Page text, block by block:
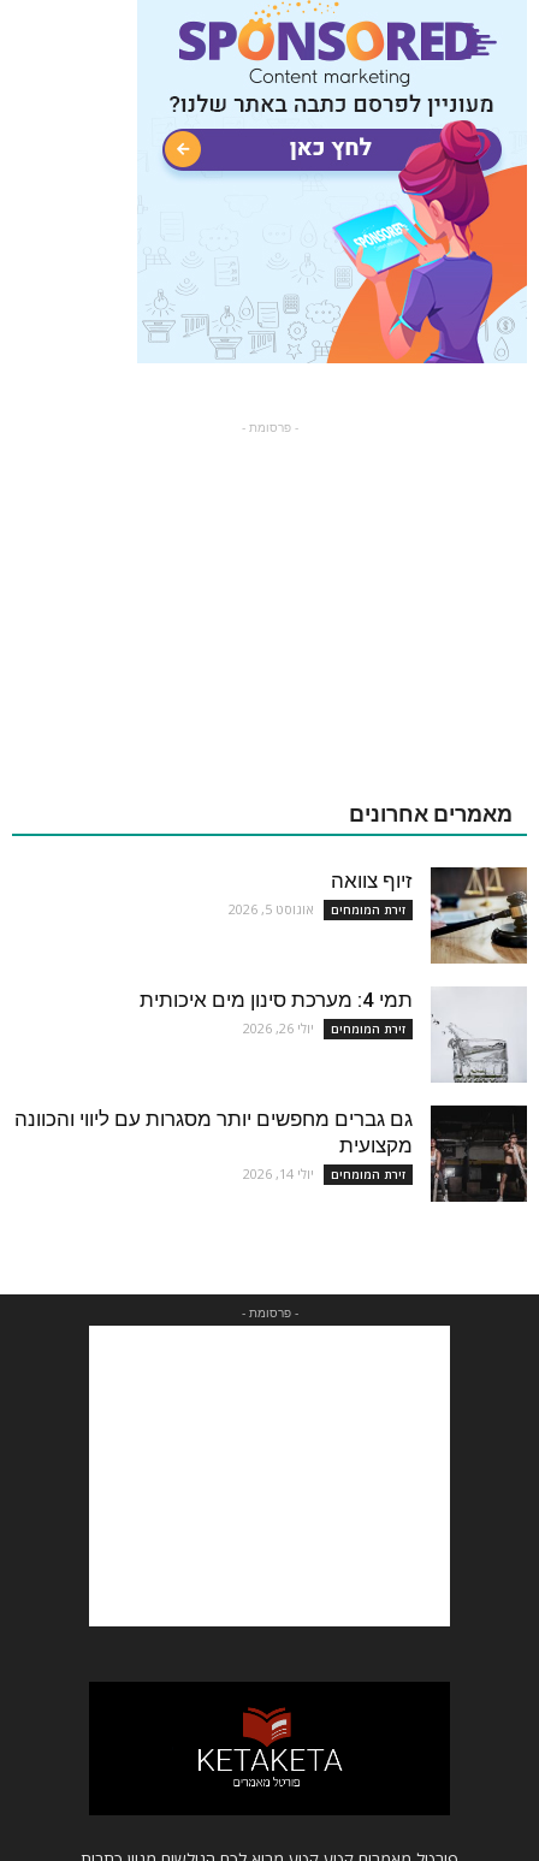
- פרסומת -
מאמרים אחרונים
זיוף צוואה
זירת המומחים אוגוסט 5, 2026
תמי 4: מערכת סינון מים איכותית
זירת המומחים יולי 26, 2026
גם גברים מחפשים יותר מסגרות עם ליווי והכוונה
מקצועית
זירת המומחים יולי 14, 2026
- פרסומת -